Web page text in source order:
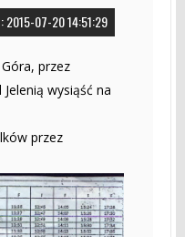
2015-07-20 14:51:29
przez
wysiąść na
przez